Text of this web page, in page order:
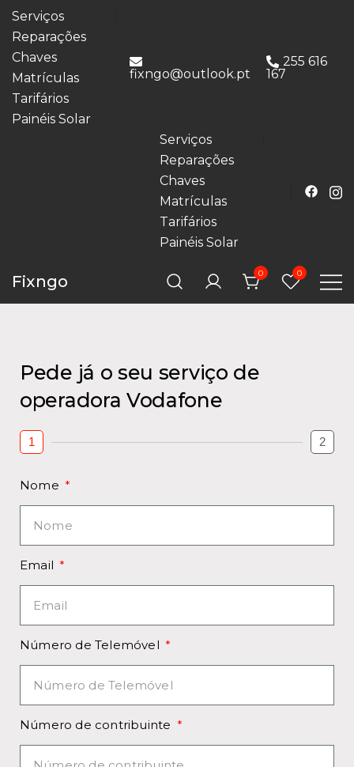
Serviços
Reparações
Chaves
Matrículas
Tarifários
Painéis Solar
fixngo@outlook.pt
255 616
167
Serviços
Reparações
Chaves
Matrículas
Tarifários
Painéis Solar
Fixngo 0 0
Pede já o seu serviço de
operadora Vodafone
1 2
Nome
Email
Número de Telemóvel
Número de contribuinte